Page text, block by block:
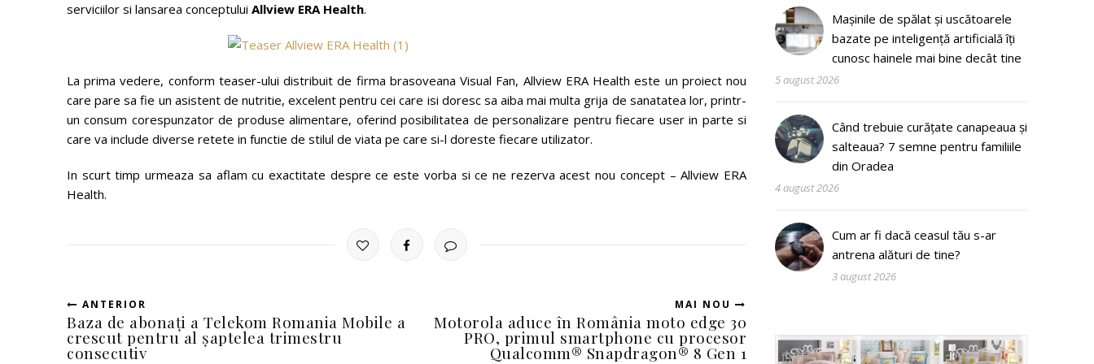
serviciilor si lansarea conceptului Allview ERA Health.
La prima vedere, conform teaser-ului distribuit de firma brasoveana Visual Fan, Allview ERA Health este un proiect nou
care pare sa fie un asistent de nutritie, excelent pentru cei care isi doresc sa aiba mai multa grija de sanatatea lor, printr-
un consum corespunzator de produse alimentare, oferind posibilitatea de personalizare pentru fiecare user in parte si
care va include diverse retete in functie de stilul de viata pe care si-l doreste fiecare utilizator.
In scurt timp urmeaza sa aflam cu exactitate despre ce este vorba si ce ne rezerva acest nou concept – Allview ERA
Health.
ANTERIOR
Baza de abonați a Telekom Romania Mobile a
crescut pentru al șaptelea trimestru
consecutiv
MAI NOU
Motorola aduce în România moto edge 30
PRO, primul smartphone cu procesor
Qualcomm® Snapdragon® 8 Gen 1
Mașinile de spălat și uscătoarele
bazate pe inteligență artificială îți
cunosc hainele mai bine decât tine
5 august 2026
Când trebuie curățate canapeaua și
salteaua? 7 semne pentru familiile
din Oradea
4 august 2026
Cum ar fi dacă ceasul tău s-ar
antrena alături de tine?
3 august 2026